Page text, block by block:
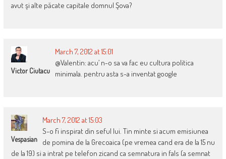
avut şi alte păcate capitale domnul Şova?
Victor Ciutacu
March 7, 2012 at 15:01
@Valentin: acu’ n-o sa va fac eu cultura politica
minimala. pentru asta s-a inventat google
Vespasian
March 7, 2012 at 15:03
S-o fi inspirat din seful lui. Tin minte si acum emisiunea
de pomina de la Grecoaica (pe vremea cand era de la 15 nu
de la 19) si a intrat pe telefon zicand ca semnatura in fals (a semnat